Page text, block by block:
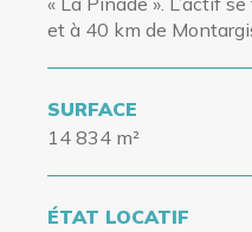
et à 40 km de
SURFACE
14 834 m²
ÉTAT LOCATIF